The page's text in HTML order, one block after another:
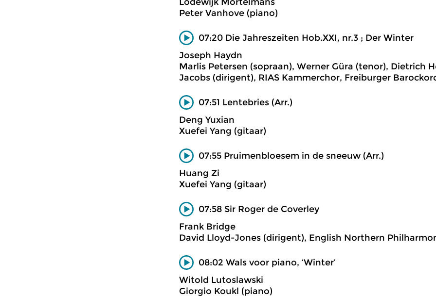
Peter Vanhove (piano)
07:20 Die Jahreszeiten Hob.XXI, nr.3 ; Der Winter
Joseph Haydn
Marlis Petersen (sopraan), Werner Güra (tenor), Dietrich
Jacobs (dirigent), RIAS Kammerchor, Freiburger
07:51 Lentebries (Arr.)
Deng Yuxian
Xuefei Yang (gitaar)
07:55 Pruimenbloesem in de sneeuw (Arr.)
Huang Zi
Xuefei Yang (gitaar)
07:58 Sir Roger de Coverley
Frank Bridge
David Lloyd-Jones (dirigent), English Northern
08:02 Wals voor piano, ‘Winter’
Witold Lutoslawski
Giorgio Koukl (piano)